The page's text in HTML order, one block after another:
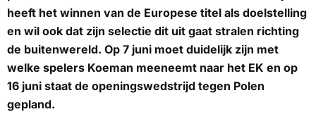
heeft het winnen van de Europese titel als doelstelling
en wil ook dat zijn selectie dit uit gaat stralen richting
de buitenwereld. Op 7 juni moet duidelijk zijn met
welke spelers Koeman meeneemt naar het EK en op
16 juni staat de openingswedstrijd tegen Polen
gepland.